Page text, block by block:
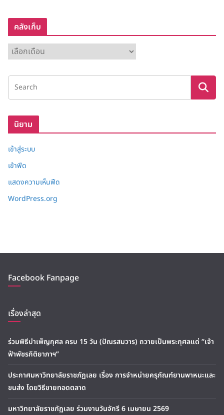
คลังเก็บ
ลั
ง
ก็
นิยาม
เข้าสู่ระบบ
เข้าฟีด
แสดงความเห็นฟีด
WordPress.org
Facebook Fanpage
เรื่องล่าสุด
ร่วมพิธีบำเพ็ญกุศล ครบ 15 วัน (ปัณรสมวาร) ถวายเป็นพระกุศลแด่ “เจ้า
ฟ้าพัชรกิติยาภาฯ”
ประกาศมหาวิทยาลัยราชภัฏเลย เรื่อง การจำหน่ายครุภัณฑ์ยานพาหนะและ
ขนส่ง โดยวิธีขายทอดตลาด
มหาวิทยาลัยราชภัฏเลย ร่วมงานวันจักรี 6 เมษายน 2569